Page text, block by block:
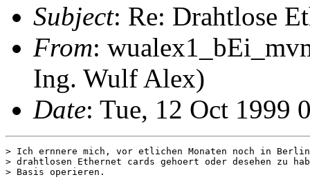
Subject: Re: Drahtlose
From:
Ing. Wulf Alex)
Date: Tue, 12 Oct 1999
> Ich ernnere mich, vor etlichen Monaten noch in Berlin
> drahtlosen Ethernet cards gehoert oder desehen zu
> Basis operieren.